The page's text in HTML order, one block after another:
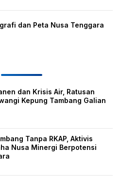
dan Peta Nusa Tenggara
dan Krisis Air, Ratusan
Kepung Tambang Galian
Tanpa RKAP, Aktivis
Nusa Minergi Berpotensi